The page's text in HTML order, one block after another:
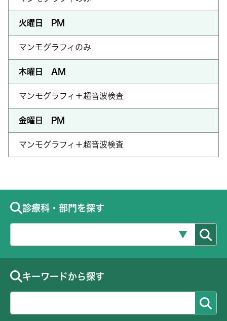
火曜日 PM
マンモグラフィのみ
木曜日 AM
マンモグラフィ＋超音波検査
金曜日 PM
マンモグラフィ＋超音波検査
診療科・部門を探す
キーワードから探す